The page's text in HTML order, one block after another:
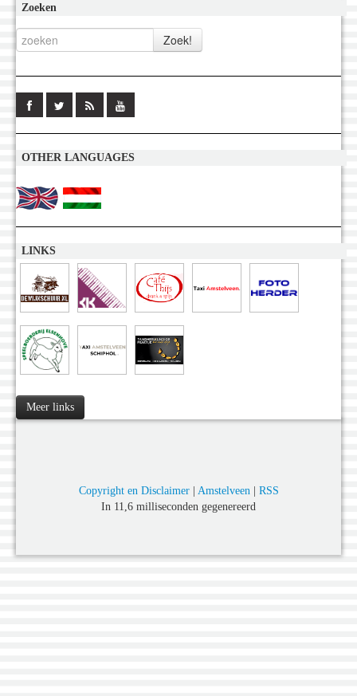
Zoeken
OTHER LANGUAGES
LINKS
Meer links
Copyright en Disclaimer| Amstelveen| RSS
In 11,6 milliseconden gegenereerd